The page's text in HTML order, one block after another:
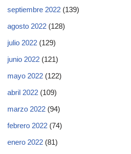
septiembre 2022 (139)
agosto 2022 (128)
julio 2022 (129)
junio 2022 (121)
mayo 2022 (122)
abril 2022 (109)
marzo 2022 (94)
febrero 2022 (74)
enero 2022 (81)